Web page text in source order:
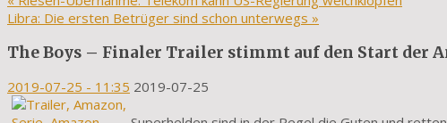
Libra: Die ersten Betrüger sind schon unterwegs »
The Boys – Finaler Trailer stimmt auf den Start der
2019-07-25 - 11:35 2019-07-25